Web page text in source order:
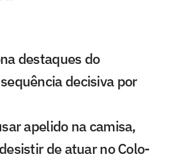
destaques do
decisiva por
apelido na camisa,
de atuar no Colo-